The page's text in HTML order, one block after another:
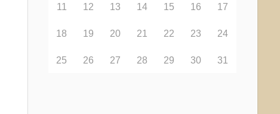
11 12 13 14 15 16 17
18 19 20 21 22 23 24
25 26 27 28 29 30 31